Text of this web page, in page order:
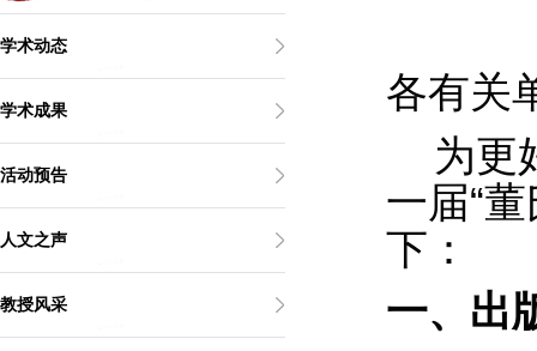
学术动态
学术成果
活动预告
人文之声
教授风采
各有关
为更
一届“董
下：
一、出